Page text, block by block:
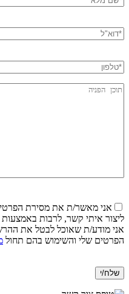
אני מאשר/ת את מסירת
ליצור איתי קשר, לרבות באמצעות
אני מודע/ת שאוכל לבטל את
הפרטים שלי והשימוש בהם תחול